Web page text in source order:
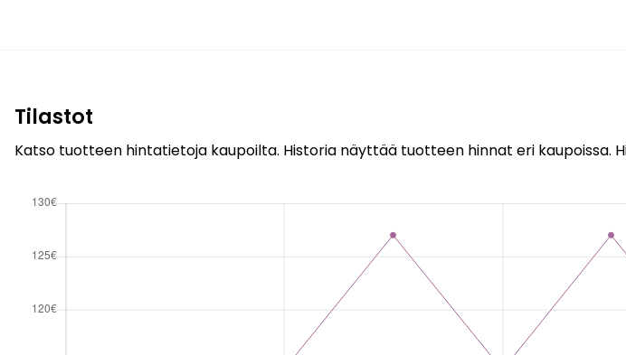
Tilastot
Katso tuotteen hintatietoja kaupoilta. Historia näyttää tuotteen hinnat eri kaupoissa.